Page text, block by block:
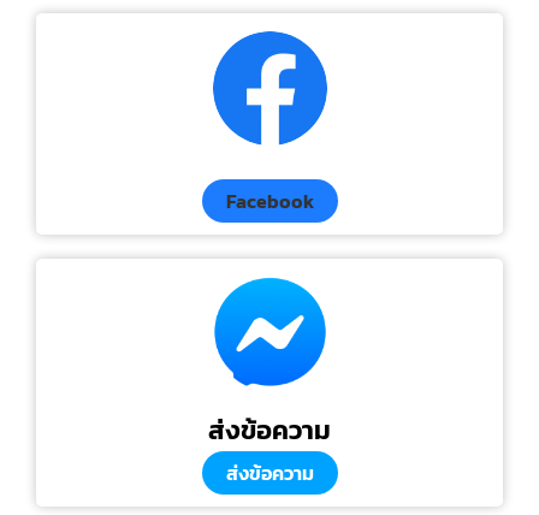
Facebook
ส่งข้อความ
ส่งข้อความ